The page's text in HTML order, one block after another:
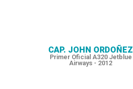
CAP. JOHN ORDOÑEZ
Primer Oficial A320 Jetblue
Airways - 2012